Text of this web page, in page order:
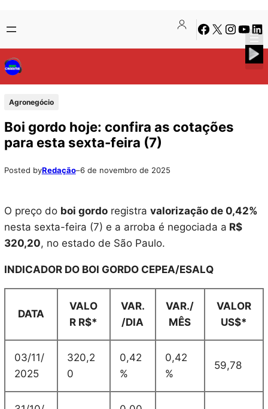
para
o
conteúdo
to
content
Facebook
X Instagram
Agronegócio
Boi gordo hoje: confira as cotações
para esta sexta-feira (7)
Posted byRedação–6 de novembro de 2025
O preço do boi gordoregistra valorização de 0,42%
nesta sexta-feira (7) e a arroba é negociada a R$
320,20, no estado de São Paulo.
INDICADOR DO BOI GORDO CEPEA/ESALQ
DATA
VALO
R R$*
VAR.
/DIA
VAR./
MÊS
VALOR
US$*
03/11/
2025
320,2
0
0,42
%
0,42
%
59,78